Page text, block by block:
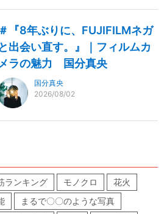
＃『8年ぶりに、FUJIFILMネガ
と出会い直す。』｜フィルムカ
ラの魅力 国分真央
国分真央
2026/08/02
ランキング モノクロ
花火
まるで〇〇のような写真